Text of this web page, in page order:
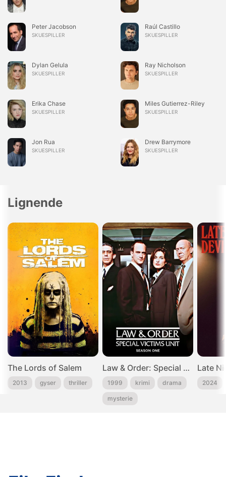
Peter Jacobson
SKUESPILLER
Raúl Castillo
SKUESPILLER
Dylan Gelula
SKUESPILLER
Ray Nicholson
SKUESPILLER
Erika Chase
SKUESPILLER
Miles Gutierrez-Riley
SKUESPILLER
Jon Rua
SKUESPILLER
Drew Barrymore
SKUESPILLER
Lignende
The Lords of Salem
2013 gyser thriller
Law & Order: Special Victims Unit - 1
1999 krimi drama
mysterie
2024